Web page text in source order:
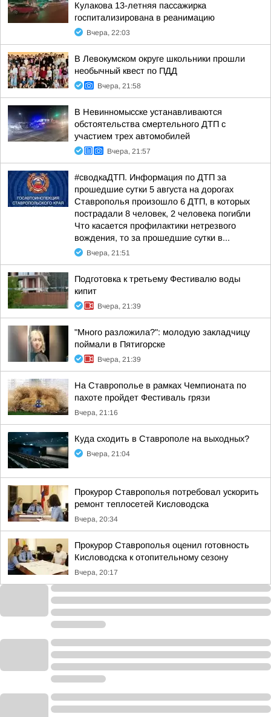
Кулакова 13-летняя пассажирка
госпитализирована в реанимацию
Вчера, 22:03
В Левокумском округе школьники прошли
необычный квест по ПДД
Вчера, 21:58
В Невинномысске устанавливаются
обстоятельства смертельного ДТП с
участием трех автомобилей
Вчера, 21:57
#сводкаДТП. Информация по ДТП за
прошедшие сутки 5 августа на дорогах
Ставрополья произошло 6 ДТП, в которых
пострадали 8 человек, 2 человека погибли
Что касается профилактики нетрезвого
вождения, то за прошедшие сутки в...
Вчера, 21:51
Подготовка к третьему Фестивалю воды
кипит
Вчера, 21:39
"Много разложила?": молодую закладчицу
поймали в Пятигорске
Вчера, 21:39
На Ставрополье в рамках Чемпионата по
пахоте пройдет Фестиваль грязи
Вчера, 21:16
Куда сходить в Ставрополе на выходных?
Вчера, 21:04
Прокурор Ставрополья потребовал ускорить
ремонт теплосетей Кисловодска
Вчера, 20:34
Прокурор Ставрополья оценил готовность
Кисловодска к отопительному сезону
Вчера, 20:17